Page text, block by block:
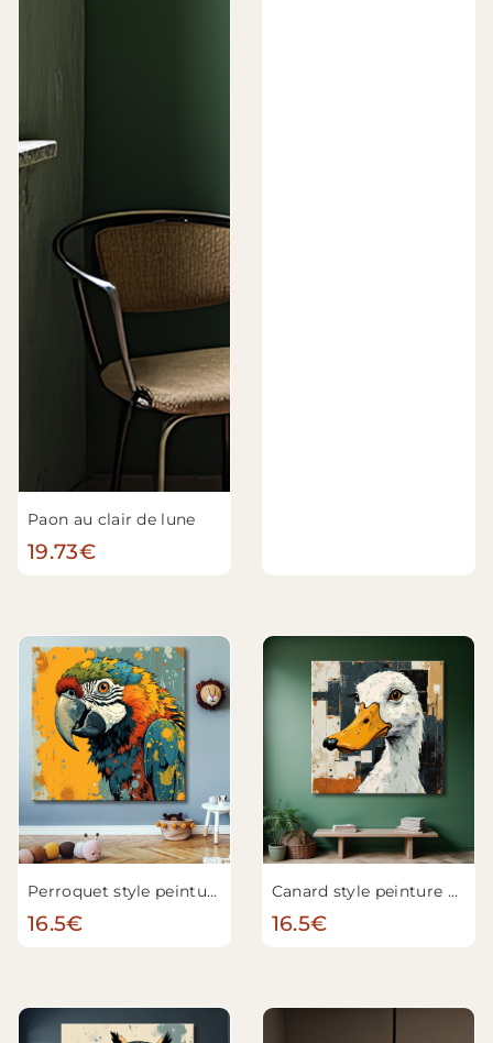
Paon au clair de lune
19.73€
Perroquet style peinture moderne n°3
16.5€
Canard style peinture moderne
16.5€